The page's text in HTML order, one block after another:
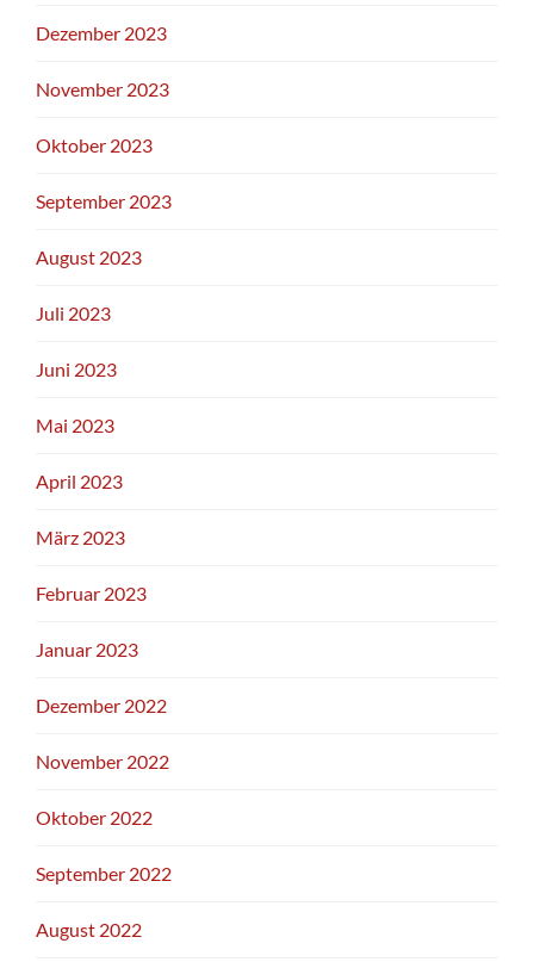
Dezember 2023
November 2023
Oktober 2023
September 2023
August 2023
Juli 2023
Juni 2023
Mai 2023
April 2023
März 2023
Februar 2023
Januar 2023
Dezember 2022
November 2022
Oktober 2022
September 2022
August 2022